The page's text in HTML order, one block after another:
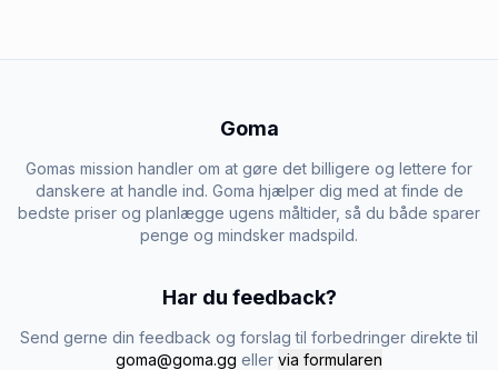
Goma
Gomas mission handler om at gøre det billigere og lettere for
danskere at handle ind. Goma hjælper dig med at finde de
bedste priser og planlægge ugens måltider, så du både sparer
penge og mindsker madspild.
Har du feedback?
Send gerne din feedback og forslag til forbedringer direkte til
goma@goma.gg eller via formularen